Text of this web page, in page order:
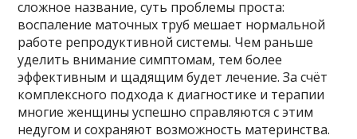
сложное название, суть проблемы проста:
воспаление маточных труб мешает нормальной
работе репродуктивной системы. Чем раньше
уделить внимание симптомам, тем более
эффективным и щадящим будет лечение. За счёт
комплексного подхода к диагностике и терапии
многие женщины успешно справляются с этим
недугом и сохраняют возможность материнства.